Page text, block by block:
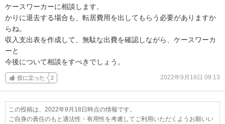
ケースワーカーに相談します。
かりに退去する場合も、転居費用を出してもらう必要がありますか
らね。
収入支出表を作成して、無駄な出費を確認しながら、ケースワーカ
ーと
今後について相談をすべきでしょう。
役に立った 2 2022年9月18日 09:13
この投稿は、2022年9月18日時点の情報です。
ご自身の責任のもと適法性・有用性を考慮してご利用いただくようお願いい